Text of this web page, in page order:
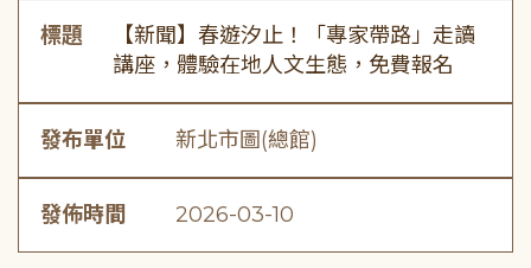
標題
【新聞】春遊汐止！「專家帶路」走讀
講座，體驗在地人文生態，免費報名
發布單位 新北市圖(總館)
發佈時間 2026-03-10